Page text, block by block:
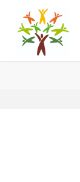
content